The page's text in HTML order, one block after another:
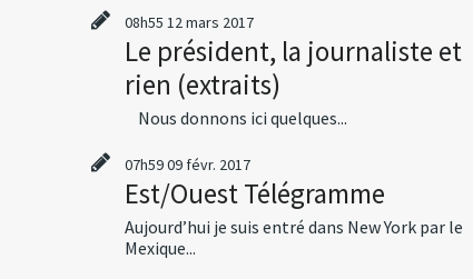
08h55 12mars 2017
Le président, la journaliste et
rien (extraits)
Nous donnons ici quelques...
07h5909 févr. 2017
Est/Ouest Télégramme
Aujourd’hui je suis entré dans New York par le
Mexique...